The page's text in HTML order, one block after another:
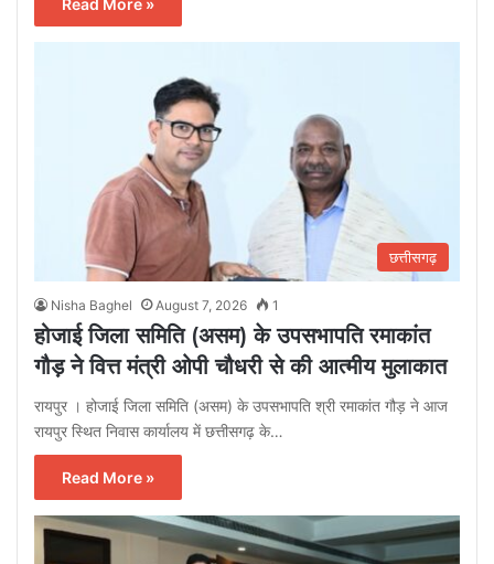
छत्तीसगढ़
Nisha Baghel August 7, 2026 1
होजाई जिला समिति (असम) के उपसभापति रमाकांत
गौड़ ने वित्त मंत्री ओपी चौधरी से की आत्मीय मुलाकात
रायपुर । होजाई जिला समिति (असम) के उपसभापति श्री रमाकांत गौड़ ने आज
रायपुर स्थित निवास कार्यालय में छत्तीसगढ़ के…
Read More »